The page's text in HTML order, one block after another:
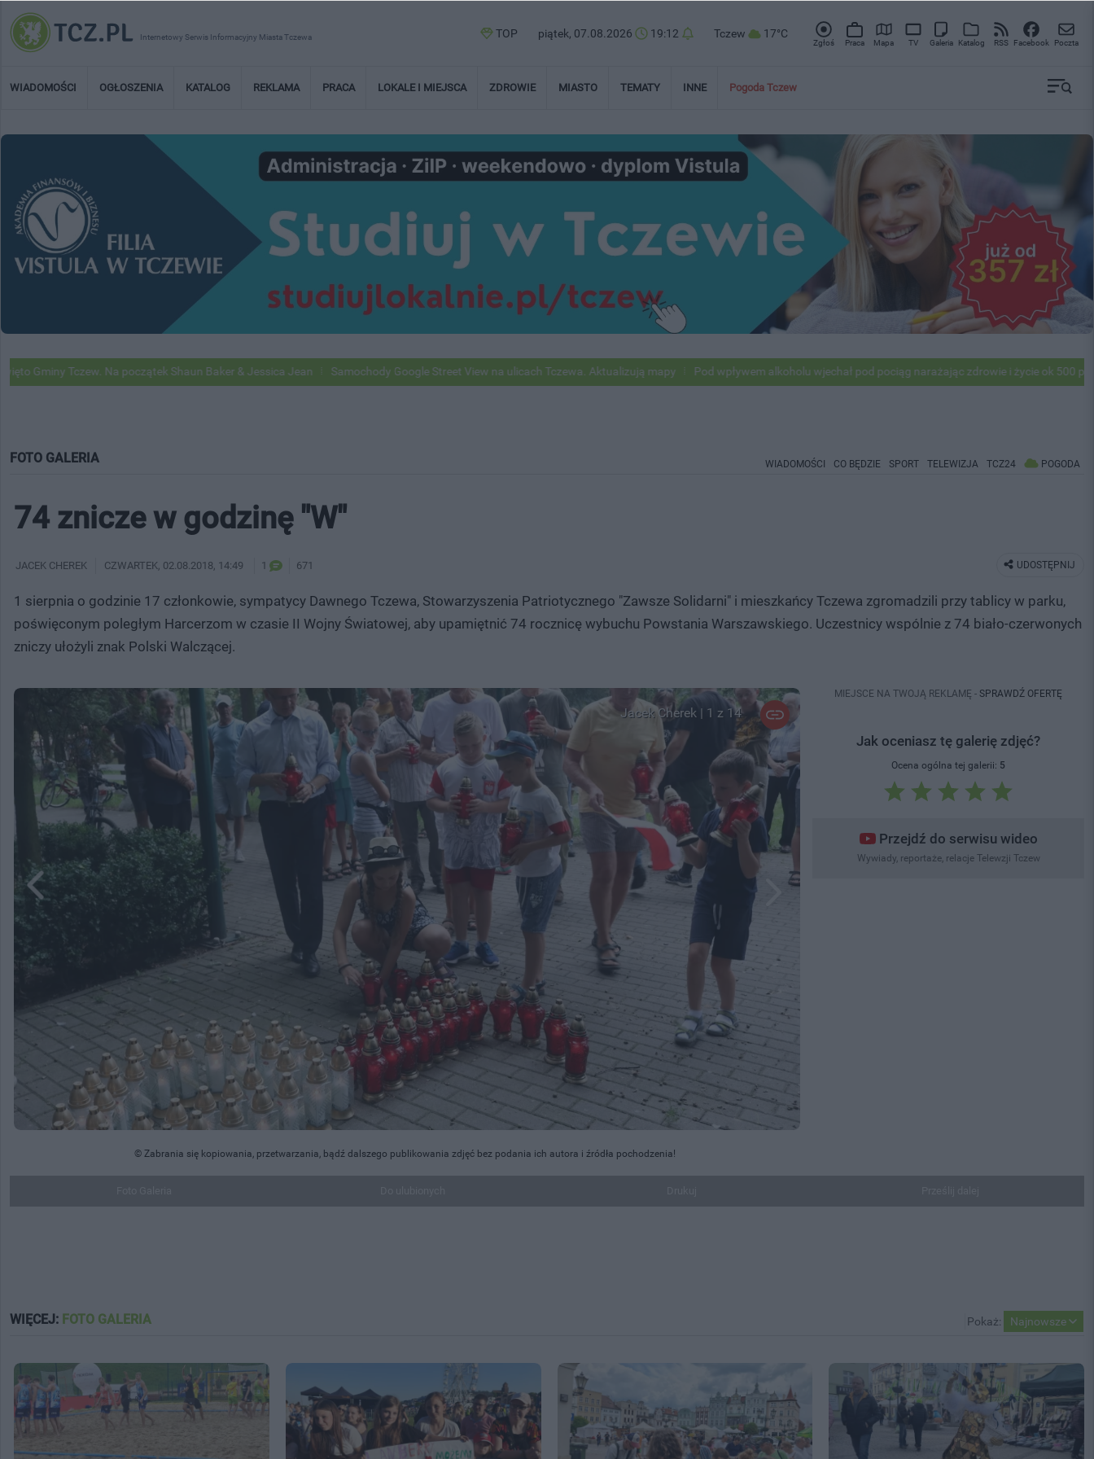
Internetowy Serwis Informacyjny Miasta Tczewa TOP piątek, 07.08.2026 19:12 Tczew 17°C
Zgłoś Praca Mapa TV Galeria Katalog RSS Facebook Poczta
WIADOMOŚCI OGŁOSZENIA KATALOG REKLAMA PRACA LOKALE I MIEJSCA ZDROWIE MIASTO TEMATY INNE Pogoda Tczew
Na początek Shaun Baker & Jessica Jean Samochody Google Street View na ulicach Tczewa. Aktualizują mapy Pod wpływem alkoholu wjechał pod pociąg narażając zdrowie i życie ok 500 pasażerów!
FOTO GALERIA WIADOMOŚCI CO BĘDZIE SPORT TELEWIZJA TCZ24 POGODA
74 znicze w godzinę "W"
UDOSTĘPNIJ
JACEK CHEREK CZWARTEK , 02.08.2018, 14:49 1 671
1 sierpnia o godzinie 17 członkowie, sympatycy Dawnego Tczewa, Stowarzyszenia Patriotycznego "Zawsze Solidarni" i mieszkańcy Tczewa zgromadzili przy tablicy w parku,
poświęconym poległym Harcerzom w czasie II Wojny Światowej, aby upamiętnić 74 rocznicę wybuchu Powstania Warszawskiego. Uczestnicy wspólnie z 74 biało-czerwonych
zniczy ułożyli znak Polski Walczącej.
Jacek Cherek | 1 z 14
© Zabrania się kopiowania, przetwarzania, bądź dalszego publikowania zdjęć bez podania ich autora i źródła pochodzenia!
MIEJSCE NA TWOJĄ REKLAMĘ - SPRAWDŹ OFERTĘ
Jak oceniasz tę galerię zdjęć?
Ocena ogólna tej galerii: 5
Przejdź do serwisu wideo
Wywiady, reportaże, relacje Telewzji Tczew
Pokaż: Najnowsze
WIĘCEJ: FOTO GALERIA